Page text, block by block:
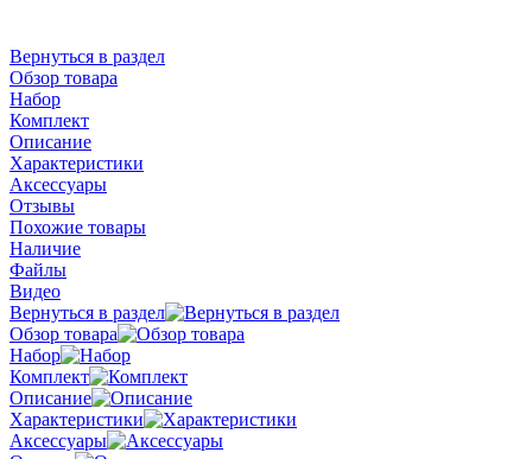
Вернуться в раздел
Обзор товара
Набор
Комплект
Описание
Характеристики
Аксессуары
Отзывы
Похожие товары
Наличие
Файлы
Видео
Вернуться в раздел
Обзор товара
Набор
Комплект
Описание
Характеристики
Аксессуары